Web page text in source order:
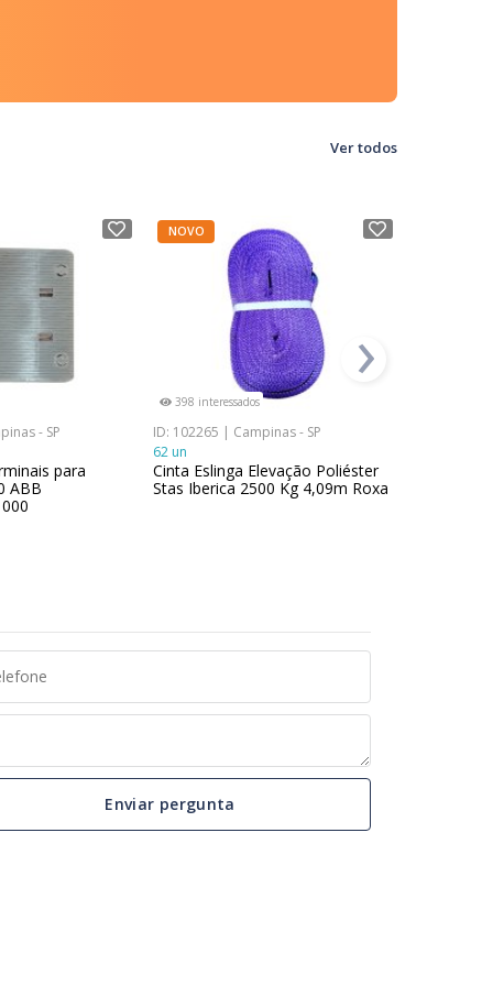
Ver todos
- SP
para
ABB
NOVO
398 interessados
ID: 102265 | Campinas - SP
62 un
Cinta Eslinga Elevação Poliéster
Stas Iberica 2500 Kg 4,09m Roxa
›
Enviar pergunta